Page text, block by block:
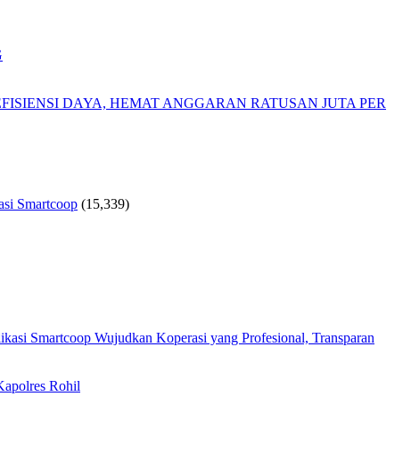
DAYA, HEMAT ANGGARAN RATUSAN JUTA PER
Smartcoop (15,339)
Wujudkan Koperasi yang Profesional, Transparan
Rohil